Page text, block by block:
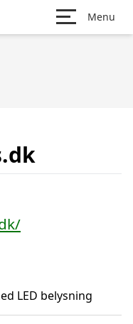
Menu
LED belysning